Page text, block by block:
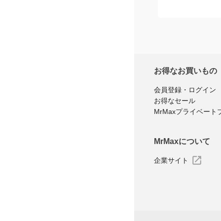
お得なお買いもの
会員登録・ログイン
お得なセール
MrMaxプライベート
MrMaxについて
企業サイト